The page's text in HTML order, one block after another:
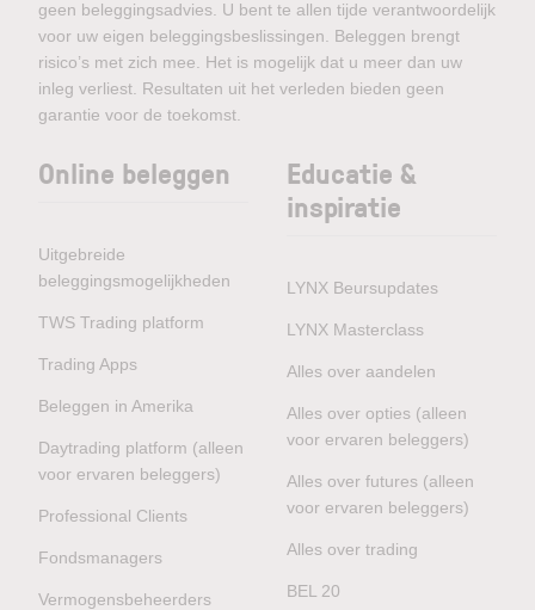
geen beleggingsadvies. U bent te allen tijde verantwoordelijk
voor uw eigen beleggingsbeslissingen. Beleggen brengt
risico’s met zich mee. Het is mogelijk dat u meer dan uw
inleg verliest. Resultaten uit het verleden bieden geen
garantie voor de toekomst.
Online beleggen
Uitgebreide
beleggingsmogelijkheden
TWS Trading platform
Trading Apps
Beleggen in Amerika
Daytrading platform (alleen
voor ervaren beleggers)
Professional Clients
Fondsmanagers
Vermogensbeheerders
Educatie &
inspiratie
LYNX Beursupdates
LYNX Masterclass
Alles over aandelen
Alles over opties (alleen
voor ervaren beleggers)
Alles over futures (alleen
voor ervaren beleggers)
Alles over trading
BEL 20